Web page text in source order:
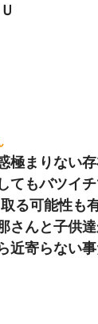
極まりない
てもバツイ
る可能性も
さんと子供
近寄らない